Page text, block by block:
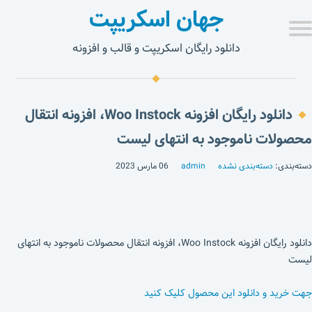
جهان اسکریپت
دانلود رایگان اسکریپت و قالب و افزونه
دانلود رایگان افزونه Woo Instock، افزونه انتقال
محصولات ناموجود به انتهای لیست
دسته‌بندی: دسته‌بندی نشده admin 06 مارس 2023
دانلود رایگان افزونه Woo Instock، افزونه انتقال محصولات ناموجود به انتهای
لیست
جهت خرید و دانلود این محصول کلیک کنید